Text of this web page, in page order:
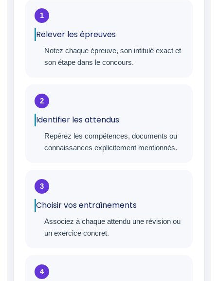
Relever les épreuves
Notez chaque épreuve, son intitulé exact et
son étape dans le concours.
Identifier les attendus
Repérez les compétences, documents ou
connaissances explicitement mentionnés.
Choisir vos entraînements
Associez à chaque attendu une révision ou
un exercice concret.